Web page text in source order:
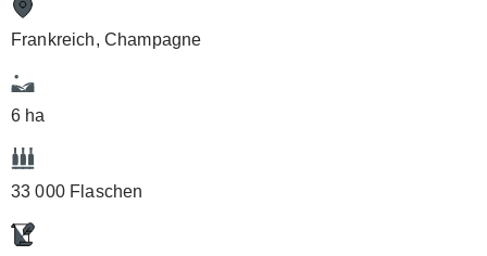
Frankreich, Champagne
6 ha
33 000 Flaschen